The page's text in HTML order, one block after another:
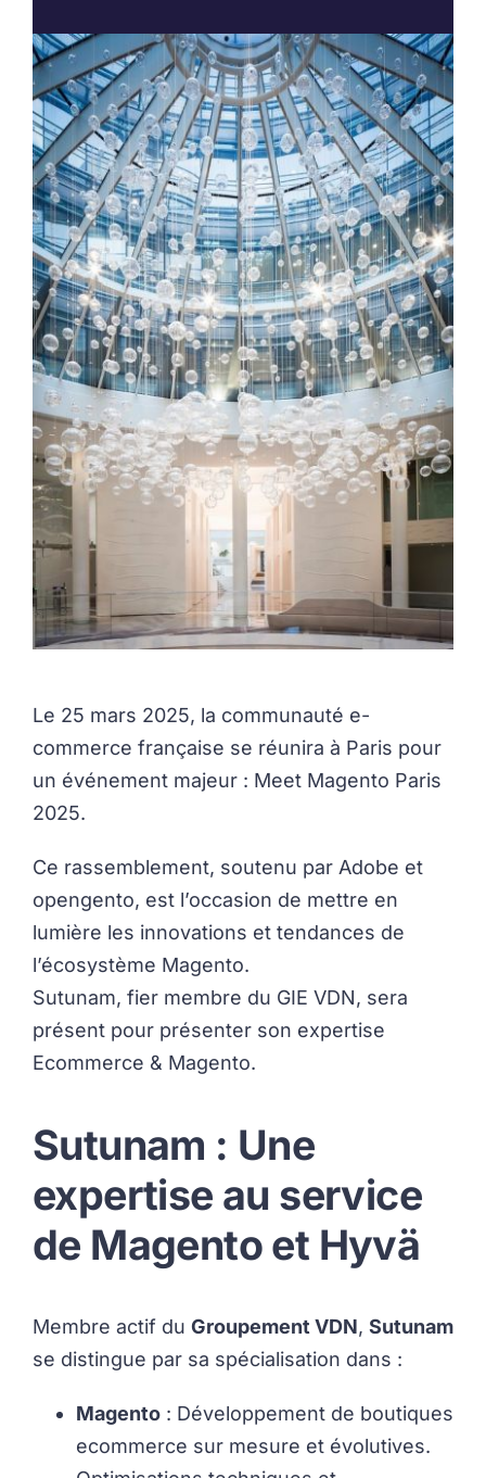
Le 25 mars 2025, la communauté e-
commerce française se réunira à Paris pour
un événement majeur : Meet Magento Paris
2025.
Ce rassemblement, soutenu par Adobe et
opengento, est l’occasion de mettre en
lumière les innovations et tendances de
l’écosystème Magento.
Sutunam, fier membre du GIE VDN, sera
présent pour présenter son expertise
Ecommerce & Magento.
Sutunam : Une
expertise au service
de Magento et Hyvä
Membre actif du Groupement VDN, Sutunam
se distingue par sa spécialisation dans :
Magento: Développement de boutiques
ecommerce sur mesure et évolutives.